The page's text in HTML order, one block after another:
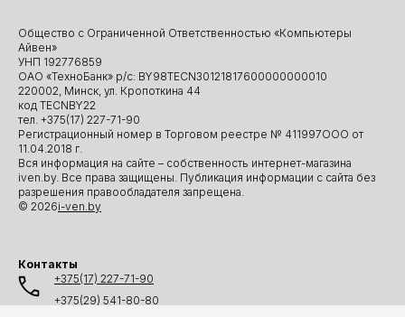
Общество с Ограниченной Ответственностью «Компьютеры
Айвен»
УНП 192776859
ОАО «ТехноБанк» р/с: BY98TECN30121817600000000010
220002, Минск, ул. Кропоткина 44
код TECNBY22
тел. +375(17) 227-71-90
Регистрационный номер в Торговом реестре № 411997ООО от
11.04.2018 г.
Вся информация на сайте – собственность интернет-магазина
iven.by. Все права защищены. Публикация информации с сайта без
разрешения правообладателя запрещена.
© 2026i-ven.by
Контакты
+375(17) 227-71-90
+375(29) 541-80-80